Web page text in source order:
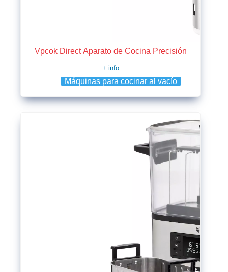
Vpcok Direct Aparato de Cocina Precisión
+ info
Máquinas para cocinar al vacío